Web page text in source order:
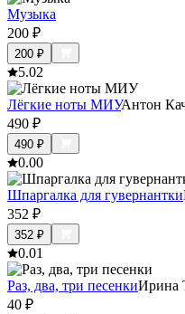
Музыка
200 ₽
200 ₽
5.02
Лёгкие ноты МИУАнтон
490 ₽
490 ₽
0.00
Шпаргалка для гувернантки
352 ₽
352 ₽
0.01
Раз, два, три песенкиИрина
40 ₽